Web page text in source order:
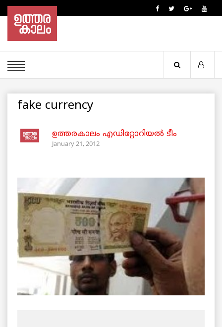
fake currency
ഉത്തരകാലം എഡിറ്റോറിയല്‍ ടീം
January 21, 2012